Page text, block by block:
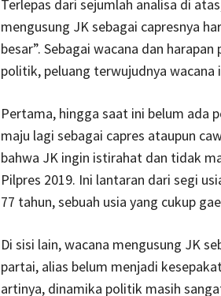
Terlepas dari sejumlah analisa di
mengusung JK sebagai capresnya
besar”. Sebagai wacana dan
politik, peluang terwujudnya wacana
Pertama, hingga saat ini belum ada
maju lagi sebagai capres ataupun
bahwa JK ingin istirahat dan tidak
Pilpres 2019. Ini lantaran dari segi
77 tahun, sebuah usia yang cukup
Di sisi lain, wacana mengusung JK
partai, alias belum menjadi
artinya, dinamika politik masih